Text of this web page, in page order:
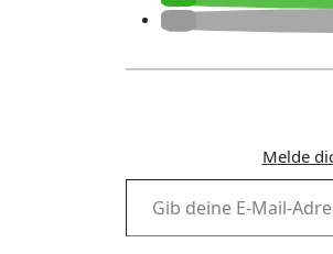
Melde
Gib deine E-Mail-Adresse ein ...